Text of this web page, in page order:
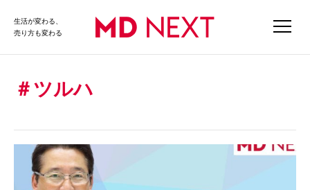
生活が変わる、
売り方も変わる
ツルハ